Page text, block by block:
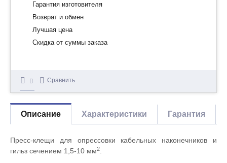
Гарантия изготовителя
Возврат и обмен
Лучшая цена
Скидка от суммы заказа
Сравнить
Описание Характеристики Гарантия
Пресс-клещи для опрессовки кабельных наконечников и
гильз сечением 1,5-10 мм2